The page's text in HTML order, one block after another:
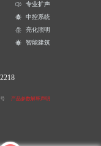
专业扩声
中控系统
亮化照明
智能建筑
产品参数解释声明